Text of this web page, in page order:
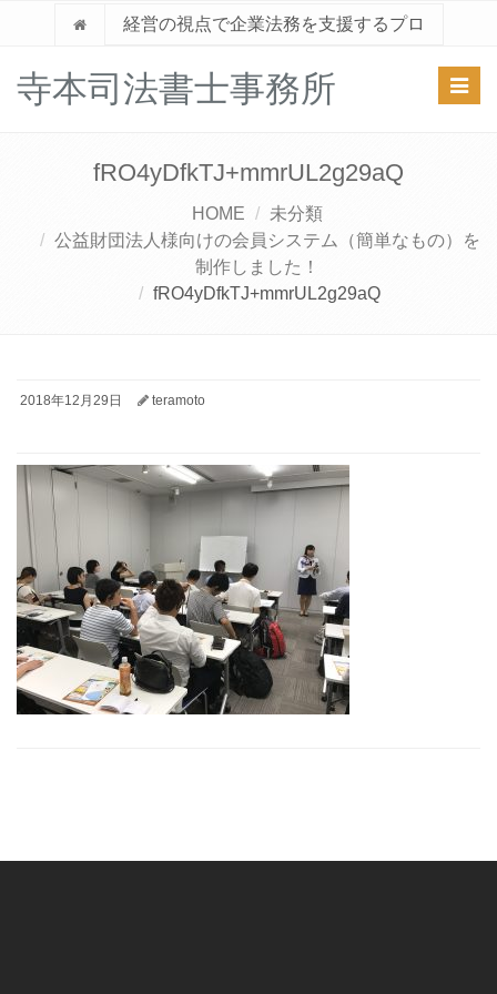
経営の視点で企業法務を支援するプロ
寺本司法書士事務所
fRO4yDfkTJ+mmrUL2g29aQ
HOME
未分類
公益財団法人様向けの会員システム（簡単なもの）を
制作しました！
fRO4yDfkTJ+mmrUL2g29aQ
2018年12月29日 teramoto